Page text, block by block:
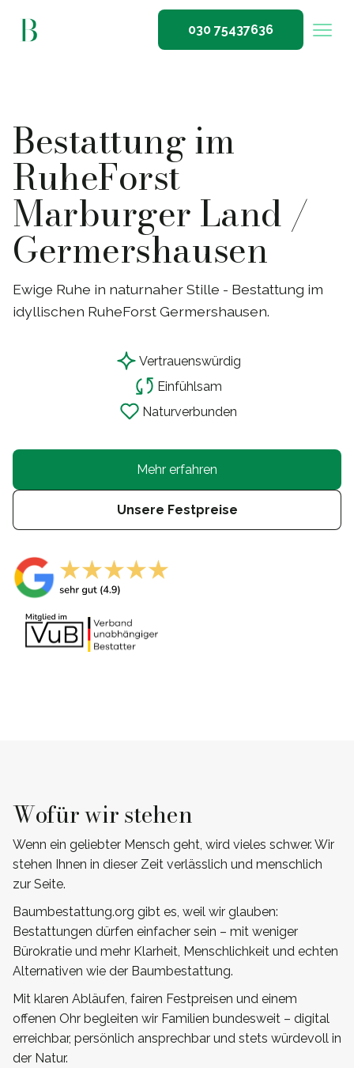
030 75437636
Bestattung im
RuheForst
Marburger Land /
Germershausen
Ewige Ruhe in naturnaher Stille - Bestattung im
idyllischen RuheForst Germershausen.
Vertrauenswürdig
Einfühlsam
Naturverbunden
Mehr erfahren
Unsere Festpreise
Wofür wir stehen
Wenn ein geliebter Mensch geht, wird vieles schwer. Wir
stehen Ihnen in dieser Zeit verlässlich und menschlich
zur Seite.
Baumbestattung.org gibt es, weil wir glauben:
Bestattungen dürfen einfacher sein – mit weniger
Bürokratie und mehr Klarheit, Menschlichkeit und echten
Alternativen wie der Baumbestattung.
Mit klaren Abläufen, fairen Festpreisen und einem
offenen Ohr begleiten wir Familien bundesweit – digital
erreichbar, persönlich ansprechbar und stets würdevoll in
der Natur.